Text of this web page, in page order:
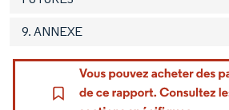
9. ANNEXE